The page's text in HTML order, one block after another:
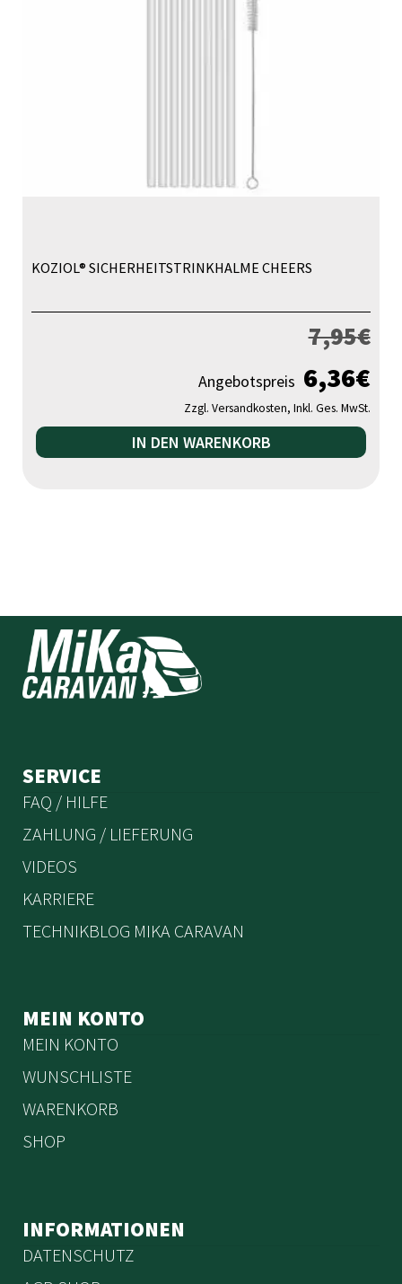
KOZIOL® SICHERHEITSTRINKHALME CHEERS
7,95€
Angebotspreis 6,36€
Zzgl. Versandkosten, Inkl. Ges. MwSt.
IN DEN WARENKORB
SERVICE
FAQ / HILFE
ZAHLUNG / LIEFERUNG
VIDEOS
KARRIERE
TECHNIKBLOG MIKA CARAVAN
MEIN KONTO
MEIN KONTO
WUNSCHLISTE
WARENKORB
SHOP
INFORMATIONEN
DATENSCHUTZ